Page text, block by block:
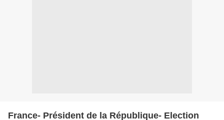
France- Président de la République- Election